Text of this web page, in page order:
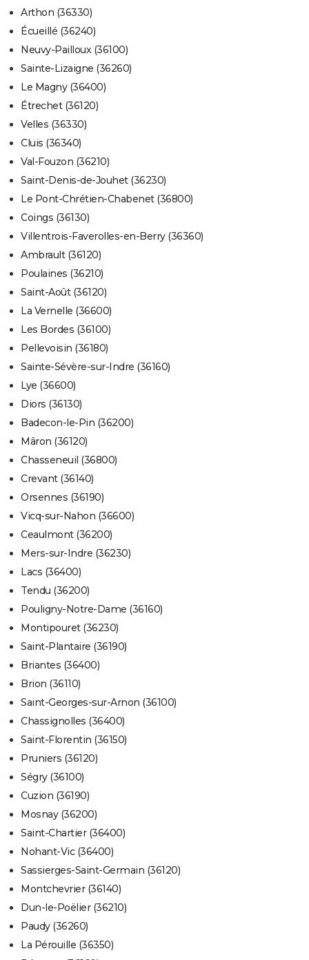
Arthon (36330)
Écueillé (36240)
Neuvy-Pailloux (36100)
Sainte-Lizaigne (36260)
Le Magny (36400)
Étrechet (36120)
Velles (36330)
Cluis (36340)
Val-Fouzon (36210)
Saint-Denis-de-Jouhet (36230)
Le Pont-Chrétien-Chabenet (36800)
Coings (36130)
Villentrois-Faverolles-en-Berry (36360)
Ambrault (36120)
Poulaines (36210)
Saint-Août (36120)
La Vernelle (36600)
Les Bordes (36100)
Pellevoisin (36180)
Sainte-Sévère-sur-Indre (36160)
Lye (36600)
Diors (36130)
Badecon-le-Pin (36200)
Mâron (36120)
Chasseneuil (36800)
Crevant (36140)
Orsennes (36190)
Vicq-sur-Nahon (36600)
Ceaulmont (36200)
Mers-sur-Indre (36230)
Lacs (36400)
Tendu (36200)
Pouligny-Notre-Dame (36160)
Montipouret (36230)
Saint-Plantaire (36190)
Briantes (36400)
Brion (36110)
Saint-Georges-sur-Arnon (36100)
Chassignolles (36400)
Saint-Florentin (36150)
Pruniers (36120)
Ségry (36100)
Cuzion (36190)
Mosnay (36200)
Saint-Chartier (36400)
Nohant-Vic (36400)
Sassierges-Saint-Germain (36120)
Montchevrier (36140)
Dun-le-Poëlier (36210)
Paudy (36260)
La Pérouille (36350)